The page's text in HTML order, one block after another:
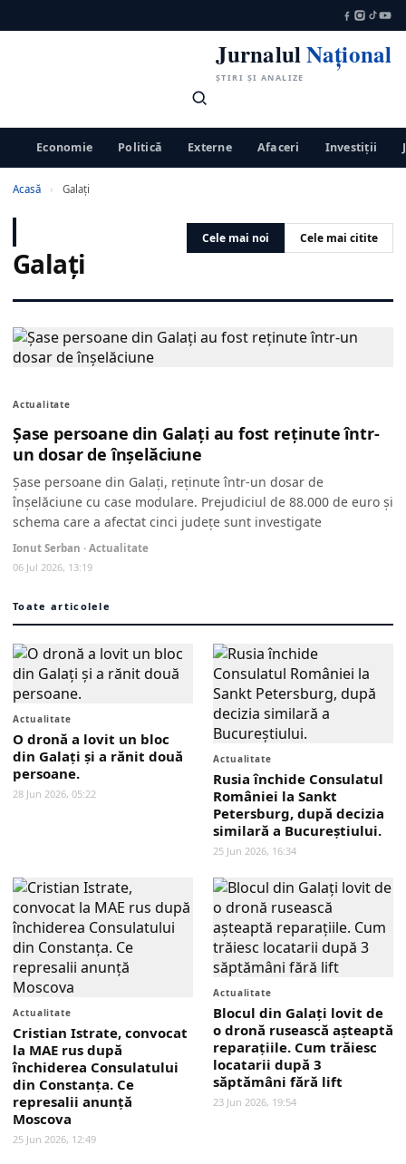
JurnalulNațional
ȘTIRI ȘI ANALIZE
Economie Politică Externe Afaceri Investiții
Acasă › Galaţi
Galaţi
Cele mai noi Cele mai citite
Actualitate
Șase persoane din Galați au fost reținute într-
un dosar de înșelăciune
Șase persoane din Galați, reținute într-un dosar de
înșelăciune cu case modulare. Prejudiciul de 88.000 de euro și
schema care a afectat cinci județe sunt investigate
Ionut Serban · Actualitate
06 Jul 2026, 13:19
Toate articolele
Actualitate
O dronă a lovit un bloc
din Galați și a rănit două
persoane.
28 Jun 2026, 05:22
Actualitate
Rusia închide Consulatul
României la Sankt
Petersburg, după decizia
similară a Bucureștiului.
25 Jun 2026, 16:34
Actualitate
Cristian Istrate, convocat
la MAE rus după
închiderea Consulatului
din Constanța. Ce
represalii anunță
Moscova
25 Jun 2026, 12:49
Actualitate
Blocul din Galați lovit de
o dronă rusească așteaptă
reparațiile. Cum trăiesc
locatarii după 3
săptămâni fără lift
23 Jun 2026, 19:54